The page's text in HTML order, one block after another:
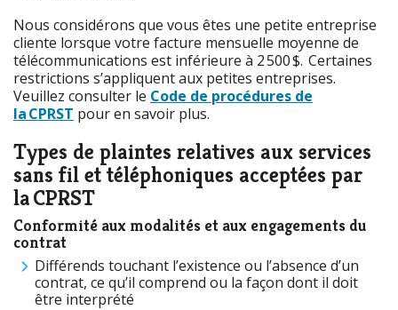
Nous considérons que vous êtes une petite entreprise
cliente lorsque votre facture mensuelle moyenne de
télécommunications est inférieure à 2 500 $. Certaines
restrictions s’appliquent aux petites entreprises.
Veuillez consulter le Code de procédures de
la CPRST pour en savoir plus.
Types de plaintes relatives aux services
sans fil et téléphoniques acceptées par
la CPRST
Conformité aux modalités et aux engagements du
contrat
Différends touchant l’existence ou l’absence d’un
contrat, ce qu’il comprend ou la façon dont il doit
être interprété